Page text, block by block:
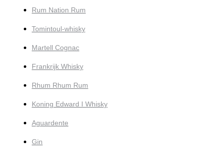
Rum Nation Rum
Tomintoul-whisky
Martell Cognac
Frankrijk Whisky
Rhum Rhum Rum
Koning Edward I Whisky
Aguardente
Gin